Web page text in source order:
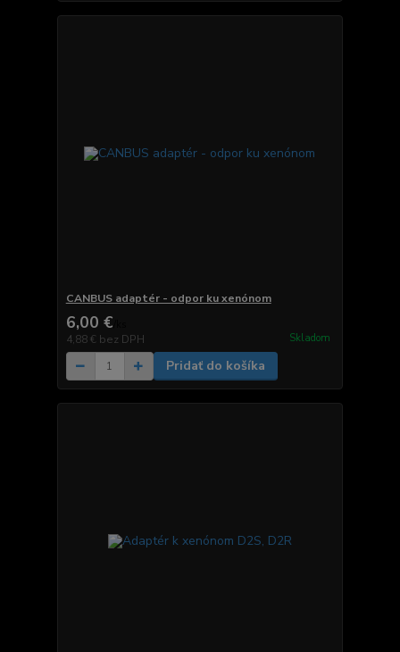
CANBUS adaptér - odpor ku xenónom
6,00 €
4,88 € bez DPH Skladom
Pridať do košíka